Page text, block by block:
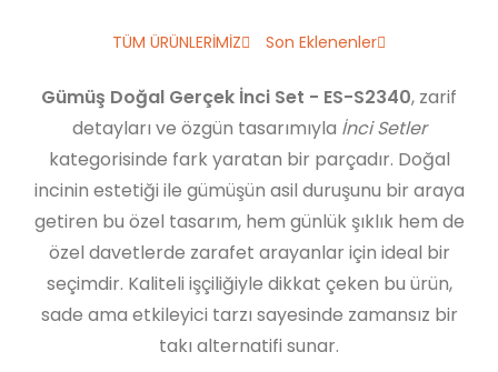
TÜM ÜRÜNLERİMİZ Son Eklenenler
Gümüş Doğal Gerçek İnci Set - ES-S2340, zarif
detayları ve özgün tasarımıyla İnci Setler
kategorisinde fark yaratan bir parçadır. Doğal
incinin estetiği ile gümüşün asil duruşunu bir araya
getiren bu özel tasarım, hem günlük şıklık hem de
özel davetlerde zarafet arayanlar için ideal bir
seçimdir. Kaliteli işçiliğiyle dikkat çeken bu ürün,
sade ama etkileyici tarzı sayesinde zamansız bir
takı alternatifi sunar.